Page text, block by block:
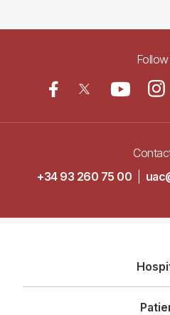
+34 93 260 75 00
principal